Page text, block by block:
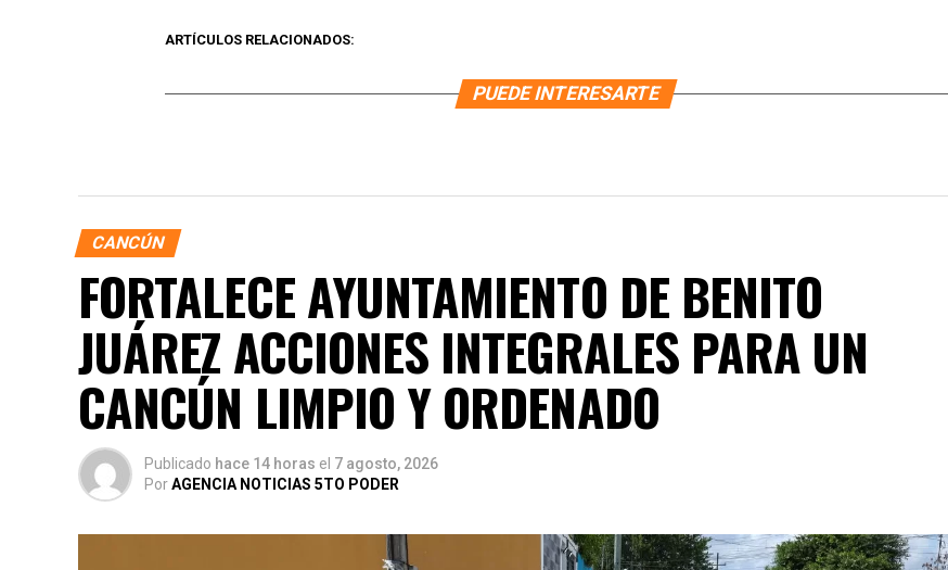
ARTÍCULOS RELACIONADOS:
PUEDE INTERESARTE
CANCÚN
FORTALECE AYUNTAMIENTO DE BENITO
JUÁREZ ACCIONES INTEGRALES PARA UN
CANCÚN LIMPIO Y ORDENADO
Publicado hace 14 horas el 7 agosto, 2026
PorAGENCIA NOTICIAS 5TO PODER